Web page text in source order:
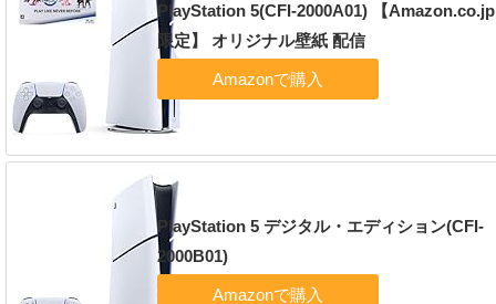
PlayStation 5(CFI-2000A01) 【Amazon.co.jp
限定】 オリジナル壁紙 配信
PlayStation 5 デジタル・エディション(CFI-
2000B01)